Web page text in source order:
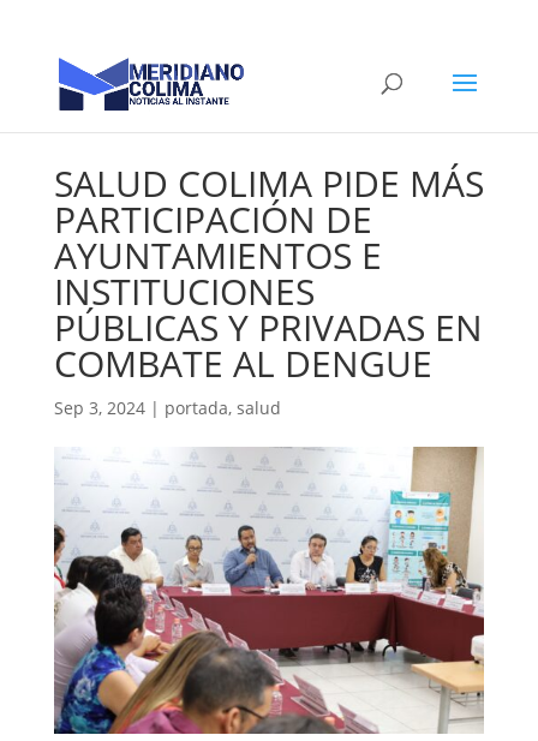
SALUD COLIMA PIDE MÁS
PARTICIPACIÓN DE
AYUNTAMIENTOS E
INSTITUCIONES
PÚBLICAS Y PRIVADAS EN
COMBATE AL DENGUE
Sep 3, 2024| portada, salud